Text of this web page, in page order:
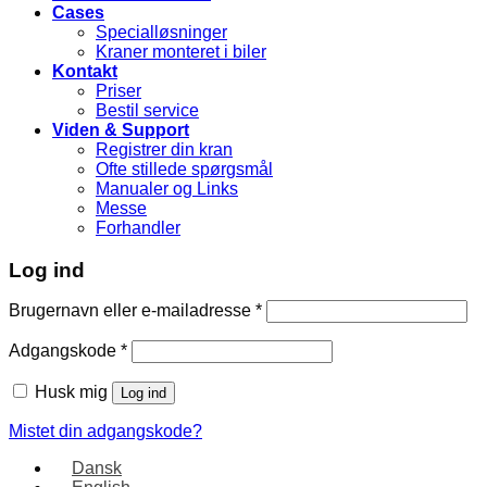
Cases
Specialløsninger
Kraner monteret i biler
Kontakt
Priser
Bestil service
Viden & Support
Registrer din kran
Ofte stillede spørgsmål
Manualer og Links
Messe
Forhandler
Log ind
Brugernavn eller e-mailadresse *
Adgangskode *
Husk mig Log ind
Mistet din adgangskode?
Dansk